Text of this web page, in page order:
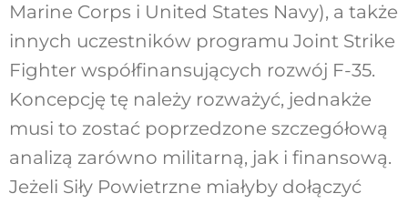
Marine Corps i United States Navy), a także
innych uczestników programu Joint Strike
Fighter współfinansujących rozwój F-35.
Koncepcję tę należy rozważyć, jednakże
musi to zostać poprzedzone szczegółową
analizą zarówno militarną, jak i finansową.
Jeżeli Siły Powietrzne miałyby dołączyć